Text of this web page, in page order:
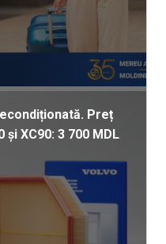
Preț
XC90: 3 700 MDL